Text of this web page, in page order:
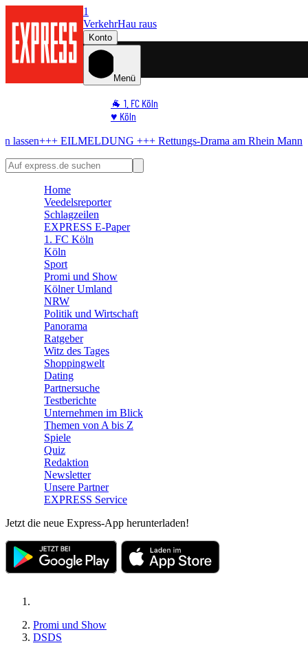
1
VerkehrHau raus
Konto
Menü
🐐 1. FC Köln
♥️ Köln
🏆 Sport
+++Rettungs-Drama am RheinMann will sich nicht
Home
Veedelsreporter
Schlagzeilen
EXPRESS E-Paper
1. FC Köln
Köln
Sport
Promi und Show
Kölner Umland
NRW
Politik und Wirtschaft
Panorama
Ratgeber
Witz des Tages
Shoppingwelt
Dating
Partnersuche
Testberichte
Unternehmen im Blick
Themen von A bis Z
Spiele
Quiz
Redaktion
Newsletter
Unsere Partner
EXPRESS Service
Jetzt die neue Express-App herunterladen!
Promi und Show
DSDS